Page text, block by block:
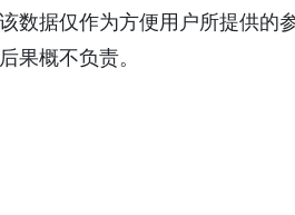
数据仅作为方便用户所提供的
果概不负责。